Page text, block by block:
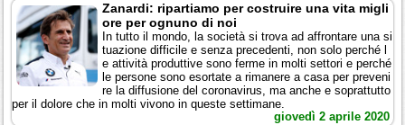
Zanardi: ripartiamo per costruire una vita migli
ore per ognuno di noi
In tutto il mondo, la società si trova ad affrontare una si
tuazione difficile e senza precedenti, non solo perché l
e attività produttive sono ferme in molti settori e perché
le persone sono esortate a rimanere a casa per preveni
re la diffusione del coronavirus, ma anche e soprattutto
per il dolore che in molti vivono in queste settimane.
giovedì 2 aprile 2020